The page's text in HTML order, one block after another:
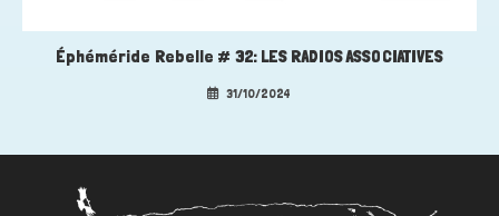
Éphéméride Rebelle # 32: LES RADIOS ASSOCIATIVES
31/10/2024